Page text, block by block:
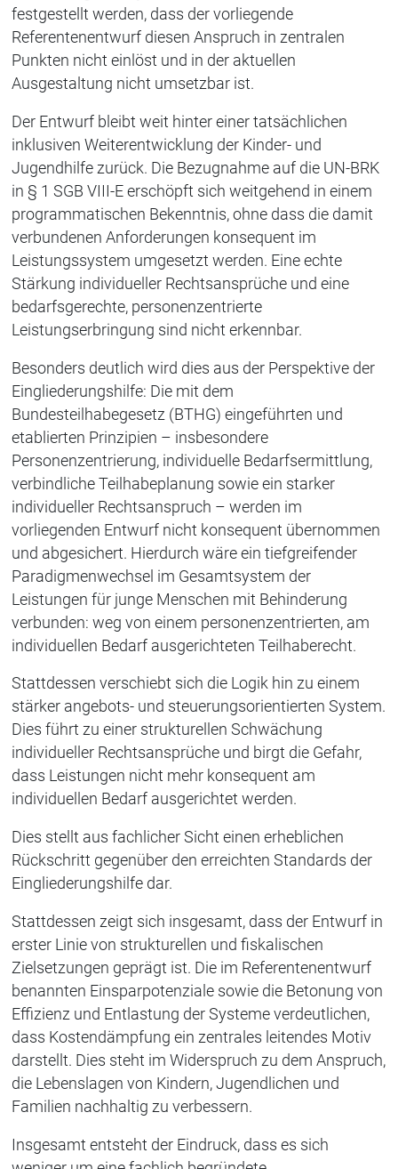
festgestellt werden, dass der vorliegende
Referentenentwurf diesen Anspruch in zentralen
Punkten nicht einlöst und in der aktuellen
Ausgestaltung nicht umsetzbar ist.
Der Entwurf bleibt weit hinter einer tatsächlichen
inklusiven Weiterentwicklung der Kinder- und
Jugendhilfe zurück. Die Bezugnahme auf die UN-BRK
in § 1 SGB VIII-E erschöpft sich weitgehend in einem
programmatischen Bekenntnis, ohne dass die damit
verbundenen Anforderungen konsequent im
Leistungssystem umgesetzt werden. Eine echte
Stärkung individueller Rechtsansprüche und eine
bedarfsgerechte, personenzentrierte
Leistungserbringung sind nicht erkennbar.
Besonders deutlich wird dies aus der Perspektive der
Eingliederungshilfe: Die mit dem
Bundesteilhabegesetz (BTHG) eingeführten und
etablierten Prinzipien – insbesondere
Personenzentrierung, individuelle Bedarfsermittlung,
verbindliche Teilhabeplanung sowie ein starker
individueller Rechtsanspruch – werden im
vorliegenden Entwurf nicht konsequent übernommen
und abgesichert. Hierdurch wäre ein tiefgreifender
Paradigmenwechsel im Gesamtsystem der
Leistungen für junge Menschen mit Behinderung
verbunden: weg von einem personenzentrierten, am
individuellen Bedarf ausgerichteten Teilhaberecht.
Stattdessen verschiebt sich die Logik hin zu einem
stärker angebots- und steuerungsorientierten System.
Dies führt zu einer strukturellen Schwächung
individueller Rechtsansprüche und birgt die Gefahr,
dass Leistungen nicht mehr konsequent am
individuellen Bedarf ausgerichtet werden.
Dies stellt aus fachlicher Sicht einen erheblichen
Rückschritt gegenüber den erreichten Standards der
Eingliederungshilfe dar.
Stattdessen zeigt sich insgesamt, dass der Entwurf in
erster Linie von strukturellen und fiskalischen
Zielsetzungen geprägt ist. Die im Referentenentwurf
benannten Einsparpotenziale sowie die Betonung von
Effizienz und Entlastung der Systeme verdeutlichen,
dass Kostendämpfung ein zentrales leitendes Motiv
darstellt. Dies steht im Widerspruch zu dem Anspruch,
die Lebenslagen von Kindern, Jugendlichen und
Familien nachhaltig zu verbessern.
Insgesamt entsteht der Eindruck, dass es sich